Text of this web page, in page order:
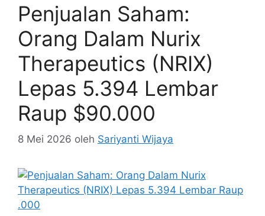
Penjualan Saham:
Orang Dalam Nurix
Therapeutics (NRIX)
Lepas 5.394 Lembar
Raup $90.000
8 Mei 2026 oleh Sariyanti Wijaya